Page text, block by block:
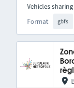
Format gbfs
Vehicles sharing